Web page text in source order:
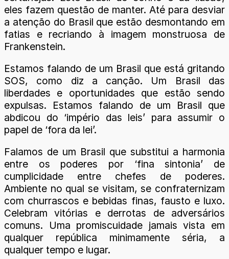
eles fazem questão de manter. Até para desviar
a atenção do Brasil que estão desmontando em
fatias e recriando à imagem monstruosa de
Frankenstein.
Estamos falando de um Brasil que está gritando
SOS, como diz a canção. Um Brasil das
liberdades e oportunidades que estão sendo
expulsas. Estamos falando de um Brasil que
abdicou do ‘império das leis’ para assumir o
papel de ‘fora da lei’.
Falamos de um Brasil que substitui a harmonia
entre os poderes por ‘fina sintonia’ de
cumplicidade entre chefes de poderes.
Ambiente no qual se visitam, se confraternizam
com churrascos e bebidas finas, fausto e luxo.
Celebram vitórias e derrotas de adversários
comuns. Uma promiscuidade jamais vista em
qualquer república minimamente séria, a
qualquer tempo e lugar.